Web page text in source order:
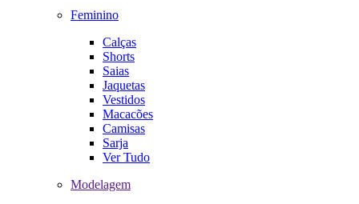
Feminino
Calças
Shorts
Saias
Jaquetas
Vestidos
Macacões
Camisas
Sarja
Ver Tudo
Modelagem